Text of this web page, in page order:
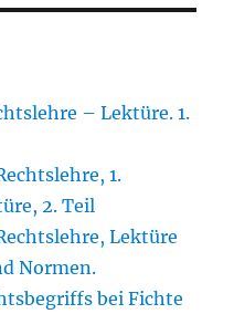
– Lektüre. 1.
1.
2. Teil
Lektüre
Normen.
bei Fichte